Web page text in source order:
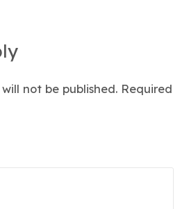
not be published. Required